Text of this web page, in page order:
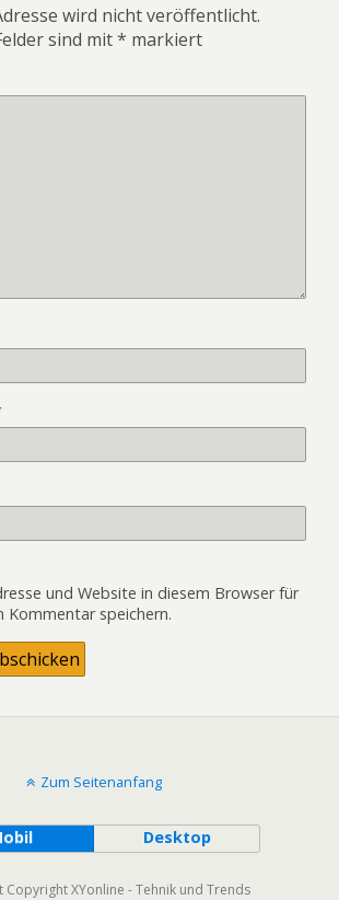
wird nicht veröffentlicht.
sind mit* markiert
und Website in diesem Browser für
Kommentar speichern.
Zum Seitenanfang
Desktop
Copyright XYonline - Tehnik und Trends